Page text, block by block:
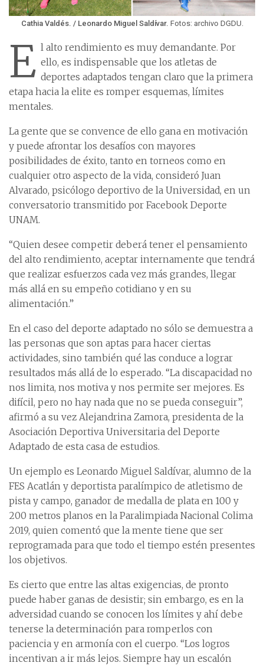
Cathia Valdés. / Leonardo Miguel Saldívar. Fotos: archivo DGDU.
E l alto rendimiento es muy demandante. Por
ello, es indispensable que los atletas de
deportes adaptados tengan claro que la primera
etapa hacia la elite es romper esquemas, límites
mentales.
La gente que se convence de ello gana en motivación
y puede afrontar los desafíos con mayores
posibilidades de éxito, tanto en torneos como en
cualquier otro aspecto de la vida, consideró Juan
Alvarado, psicólogo deportivo de la Universidad, en un
conversatorio transmitido por Facebook Deporte
UNAM.
“Quien desee competir deberá tener el pensamiento
del alto rendimiento, aceptar internamente que tendrá
que realizar esfuerzos cada vez más grandes, llegar
más allá en su empeño cotidiano y en su
alimentación.”
En el caso del deporte adaptado no sólo se demuestra a
las personas que son aptas para hacer ciertas
actividades, sino también qué las conduce a lograr
resultados más allá de lo esperado. “La discapacidad no
nos limita, nos motiva y nos permite ser mejores. Es
difícil, pero no hay nada que no se pueda conseguir”,
afirmó a su vez Alejandrina Zamora, presidenta de la
Asociación Deportiva Universitaria del Deporte
Adaptado de esta casa de estudios.
Un ejemplo es Leonardo Miguel Saldívar, alumno de la
FES Acatlán y deportista paralímpico de atletismo de
pista y campo, ganador de medalla de plata en 100 y
200 metros planos en la Paralimpiada Nacional Colima
2019, quien comentó que la mente tiene que ser
reprogramada para que todo el tiempo estén presentes
los objetivos.
Es cierto que entre las altas exigencias, de pronto
puede haber ganas de desistir; sin embargo, es en la
adversidad cuando se conocen los límites y ahí debe
tenerse la determinación para romperlos con
paciencia y en armonía con el cuerpo. “Los logros
incentivan a ir más lejos. Siempre hay un escalón